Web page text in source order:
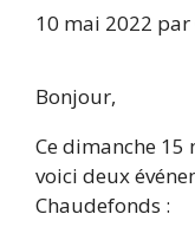
10 mai 2022 par
Bonjour,
Ce dimanche 15
voici deux
Chaudefonds :